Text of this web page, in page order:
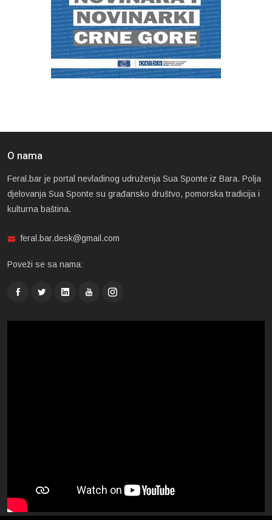
O nama
Feral.bar je portal nevladinog udruženja Sua Sponte iz Bara. Polja
djelovanja Sua Sponte su građansko društvo, pomorska tradicija i
kulturna baština.
feral.bar.desk@gmail.com
Poveži se sa nama: